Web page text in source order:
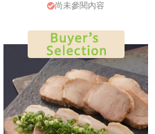
尚未參閱內容